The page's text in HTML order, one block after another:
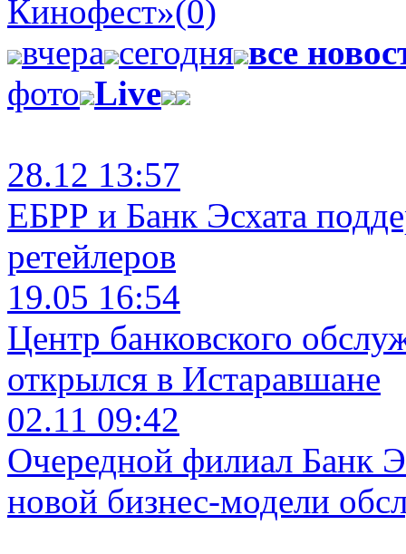
Кинофест»(0)
вчера сегодня все
фото Live
28.12 13:57
ЕБРР и Банк Эсхата
ретейлеров
19.05 16:54
Центр банковского
открылся в Истаравшане
02.11 09:42
Очередной филиал Банк
новой бизнес-модели